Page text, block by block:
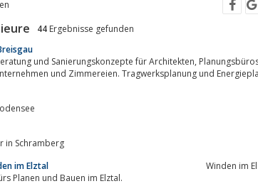
44 Ergebnisse gefunden
Stahlbauunternehmen und Zimmereien. Tragwerksplanung und
in Schramberg
im Elztal
Winden im
Ihr Partner fürs Planen und Bauen im Elztal.